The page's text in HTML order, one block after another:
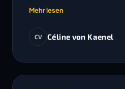
Fragen erfolgt sehr
Termine werden
Mehr lesen
CV Céline von Kaenel